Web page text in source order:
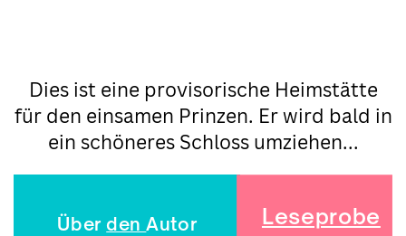
Dies ist eine provisorische Heimstätte
für den einsamen Prinzen. Er wird bald in
ein schöneres Schloss umziehen...
ÜberdenAutor Leseprobe